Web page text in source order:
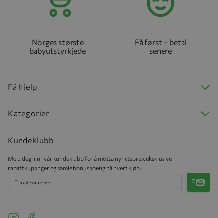
Norges største
babyutstyrkjede
Få først – betal
senere
Få hjelp
Kategorier
Kundeklubb
Meld deg inn i vår kundeklubb for å motta nyhetsbrev, eksklusive
rabattkuponger og samle bonuspoeng på hvert kjøp.
Meld